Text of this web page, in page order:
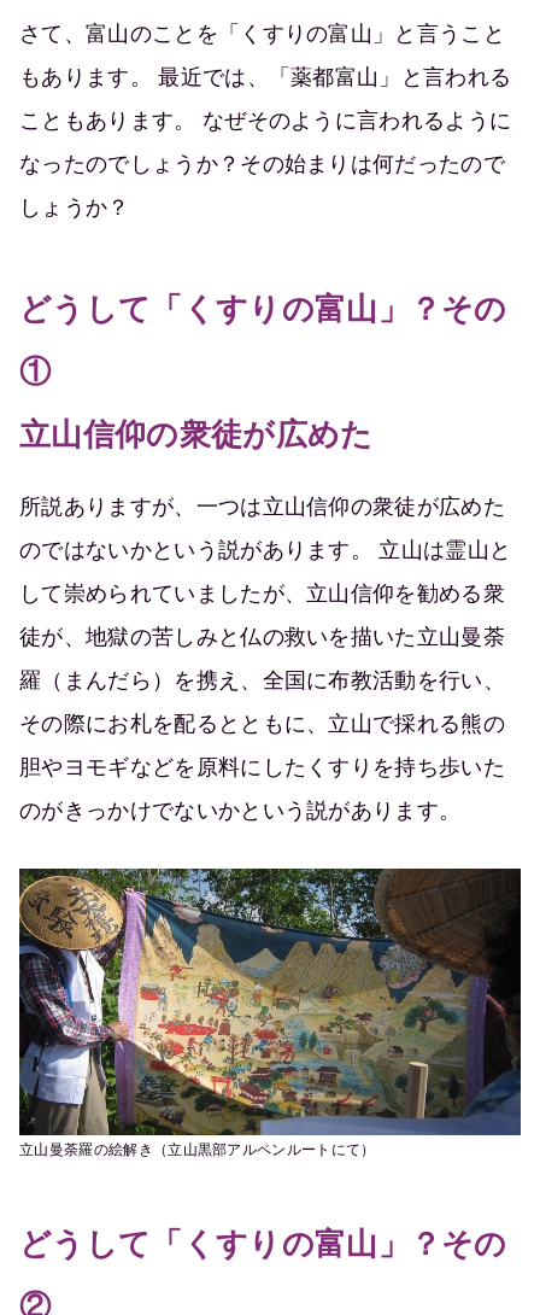
さて、富山のことを「くすりの富山」と言うこと
もあります。 最近では、「薬都富山」と言われる
こともあります。 なぜそのように言われるように
なったのでしょうか？その始まりは何だったので
しょうか？
どうして「くすりの富山」？その
①
立山信仰の衆徒が広めた
所説ありますが、一つは立山信仰の衆徒が広めた
のではないかという説があります。 立山は霊山と
して崇められていましたが、立山信仰を勧める衆
徒が、地獄の苦しみと仏の救いを描いた立山曼荼
羅（まんだら）を携え、全国に布教活動を行い、
その際にお札を配るとともに、立山で採れる熊の
胆やヨモギなどを原料にしたくすりを持ち歩いた
のがきっかけでないかという説があります。
立山曼荼羅の絵解き（立山黒部アルペンルートにて）
どうして「くすりの富山」？その
②